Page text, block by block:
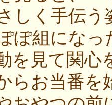
しく手伝
ぽ組にな
を見て関
らお当番